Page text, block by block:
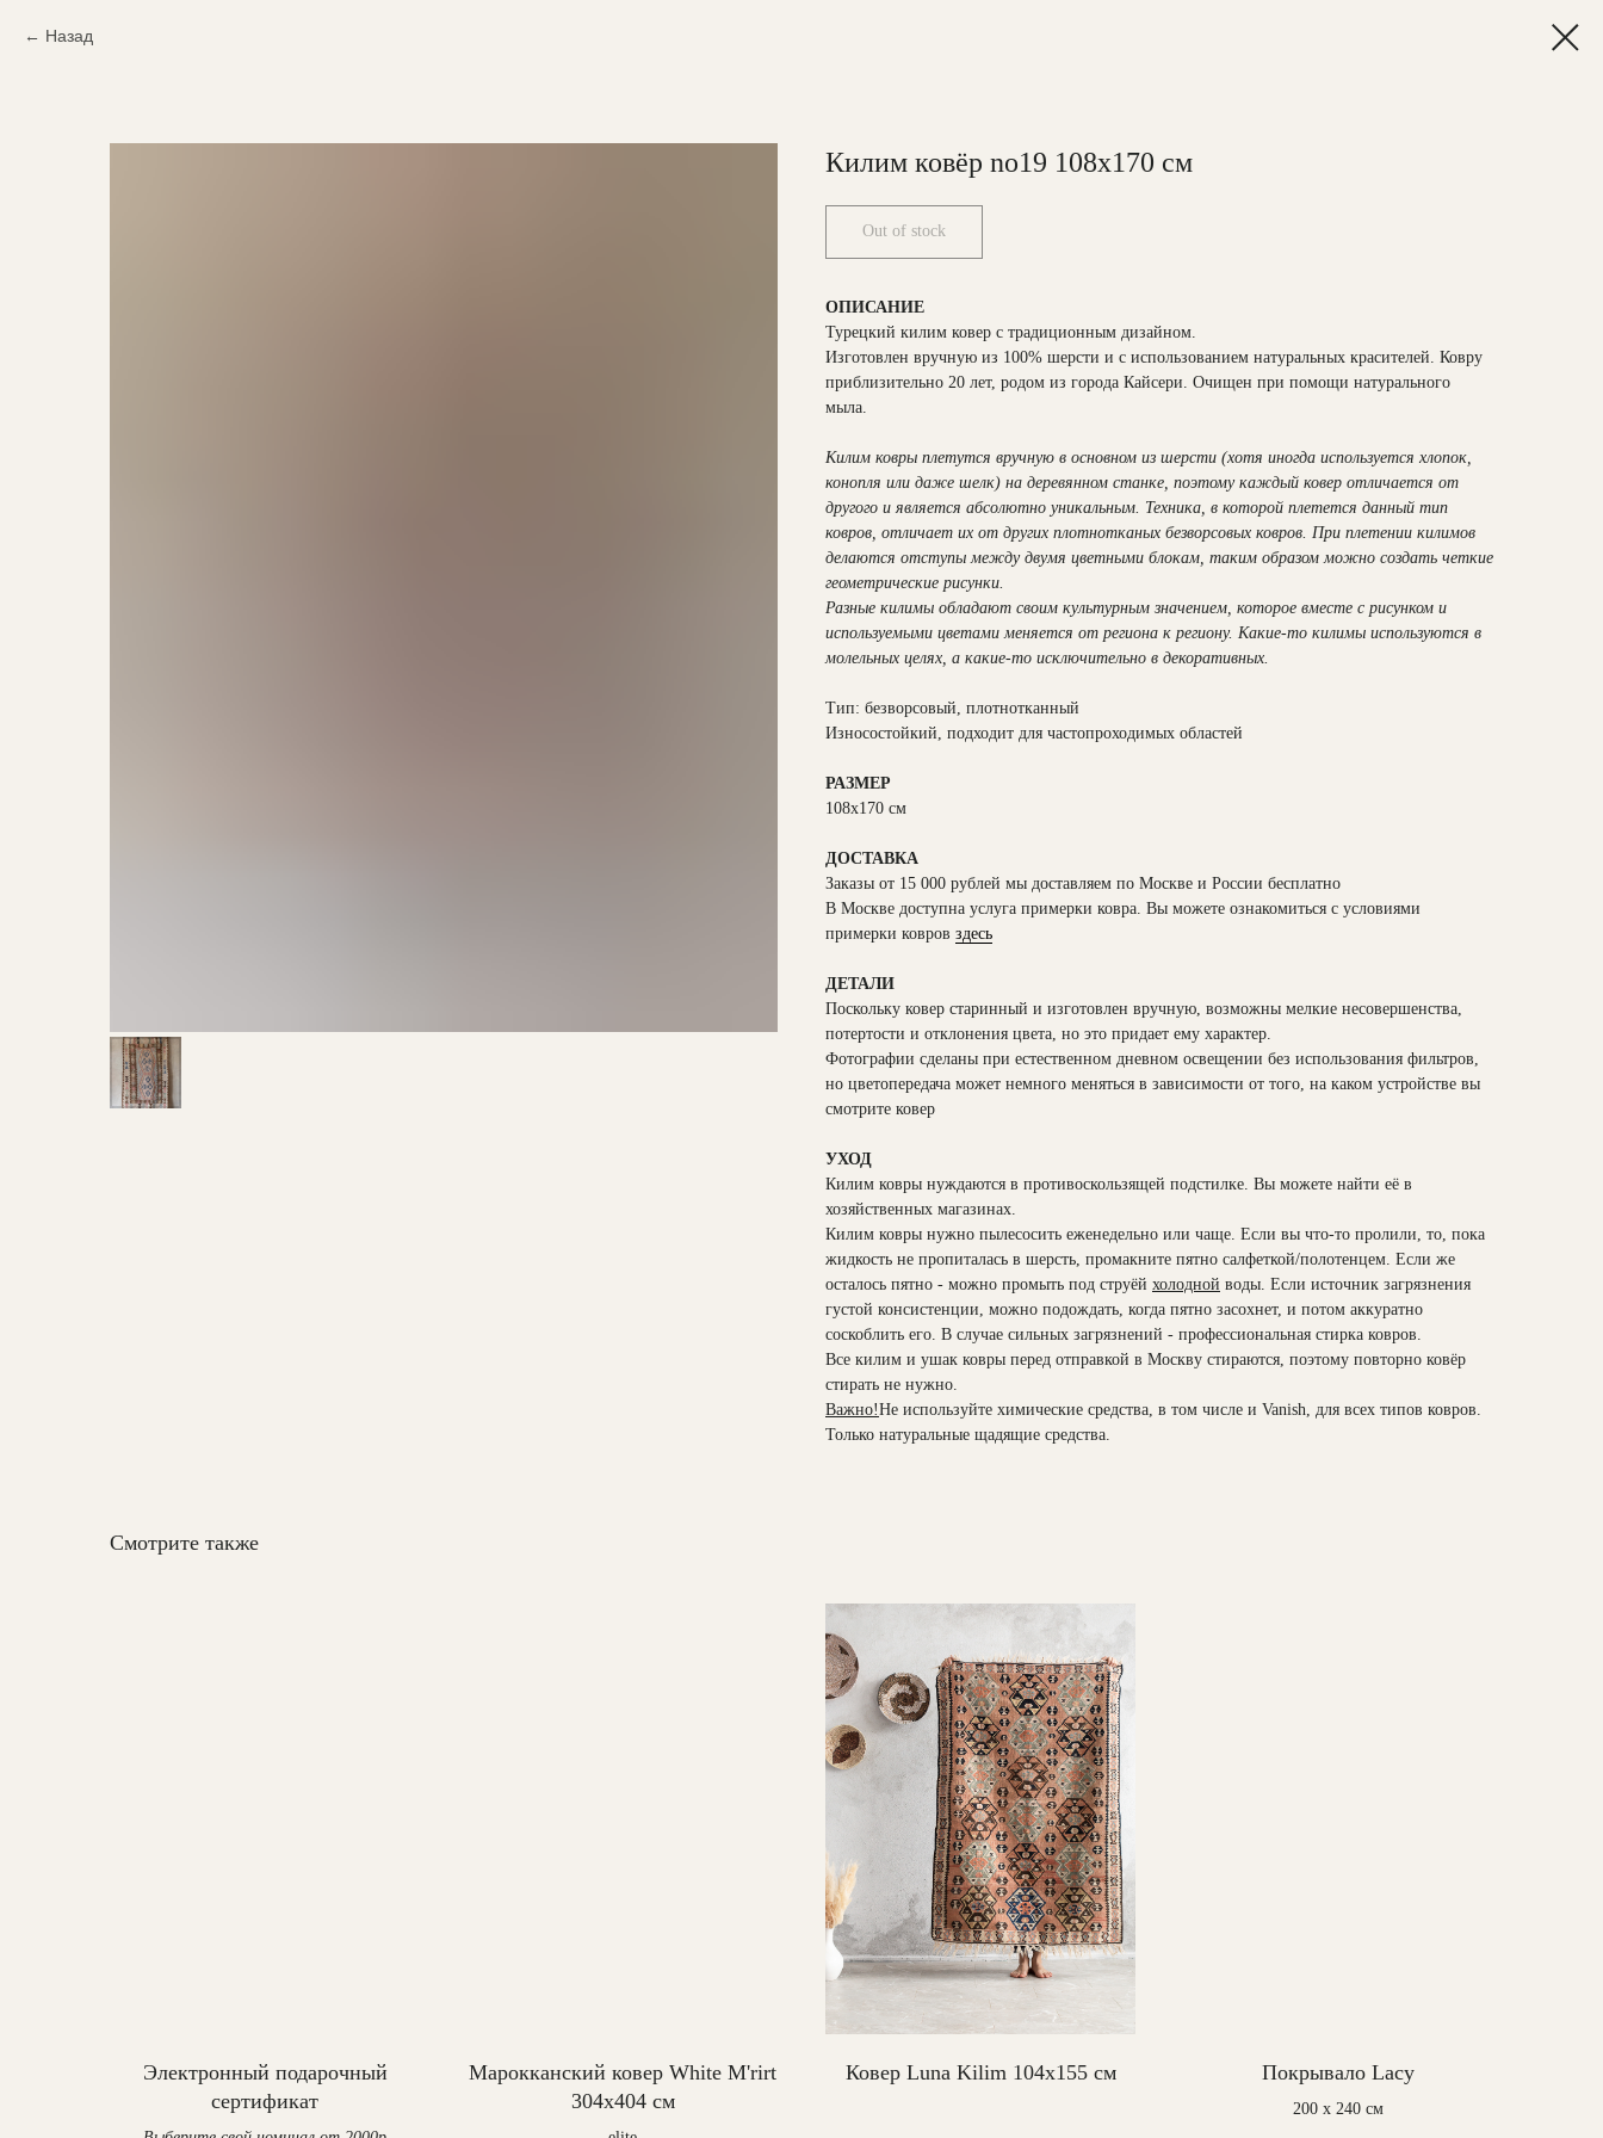
Назад
Килим ковёр no19 108х170 см
Out of stock
ОПИСАНИЕ
Турецкий килим ковер с традиционным дизайном.
Изготовлен вручную из 100% шерсти и с использованием натуральных красителей. Ковру
приблизительно 20 лет, родом из города Кайсери. Очищен при помощи натурального
мыла.
Килим ковры плетутся вручную в основном из шерсти (хотя иногда используется хлопок,
конопля или даже шелк) на деревянном станке, поэтому каждый ковер отличается от
другого и является абсолютно уникальным. Техника, в которой плетется данный тип
ковров, отличает их от других плотнотканых безворсовых ковров. При плетении килимов
делаются отступы между двумя цветными блокам, таким образом можно создать четкие
геометрические рисунки.
Разные килимы обладают своим культурным значением, которое вместе с рисунком и
используемыми цветами меняется от региона к региону. Какие-то килимы используются в
молельных целях, а какие-то исключительно в декоративных.
Тип: безворсовый, плотнотканный
Износостойкий, подходит для частопроходимых областей
РАЗМЕР
108х170 см
ДОСТАВКА
Заказы от 15 000 рублей мы доставляем по Москве и России бесплатно
В Москве доступна услуга примерки ковра. Вы можете ознакомиться с условиями
примерки ковров здесь
ДЕТАЛИ
Поскольку ковер старинный и изготовлен вручную, возможны мелкие несовершенства,
потертости и отклонения цвета, но это придает ему характер.
Фотографии сделаны при естественном дневном освещении без использования фильтров,
но цветопередача может немного меняться в зависимости от того, на каком устройстве вы
смотрите ковер
УХОД
Килим ковры нуждаются в противоскользящей подстилке. Вы можете найти её в
хозяйственных магазинах.
Килим ковры нужно пылесосить еженедельно или чаще. Если вы что-то пролили, то, пока
жидкость не пропиталась в шерсть, промакните пятно салфеткой/полотенцем. Если же
осталось пятно - можно промыть под струёй холодной воды. Если источник загрязнения
густой консистенции, можно подождать, когда пятно засохнет, и потом аккуратно
соскоблить его. В случае сильных загрязнений - профессиональная стирка ковров.
Все килим и ушак ковры перед отправкой в Москву стираются, поэтому повторно ковёр
стирать не нужно.
Важно!Не используйте химические средства, в том числе и Vanish, для всех типов ковров.
Только натуральные щадящие средства.
Смотрите также
Электронный подарочный
сертификат
Марокканский ковер White M'rirt
304x404 см
Ковер Luna Kilim 104х155 см Покрывало Lacy
200 x 240 см